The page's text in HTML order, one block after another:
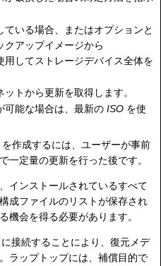
ている場合、またはオプションと
クアップイメージから
用してストレージデバイス全体を
トから更新を取得します。
可能な場合は、最新のISO を使
作成するには、ユーザーが事前
一定量の更新を行った後です。
インストールされているすべて
成ファイルのリストが保存され
機会を得る必要があります。
接続することにより、復元メデ
ラップトップには、補償目的で